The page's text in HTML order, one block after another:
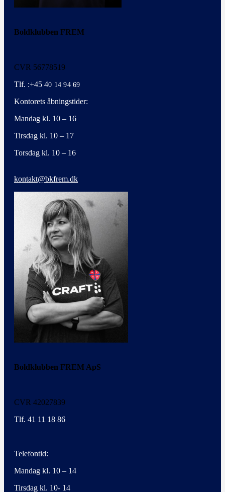
Boldklubben FREM
CVR 56778519
Tlf. :+45 40 14 94 69
Kontorets åbningstider:
Mandag kl. 10 – 16
Tirsdag kl. 10 – 17
Torsdag kl. 10 – 16
kontakt@bkfrem.dk
Boldklubben FREM ApS
CVR 42027839
Tlf. 41 11 18 86
Telefontid:
Mandag kl. 10 – 14
Tirsdag kl. 10- 14